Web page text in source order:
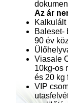
Az ár
Kalkulált
Baleset-
90 év
Viasale
10kg-os
és 20 kg
VIP